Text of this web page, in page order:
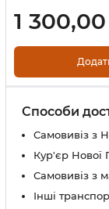
1 300,00
Способи
Самовивіз з
Кур'єр Нової
Самовивіз з
Інші